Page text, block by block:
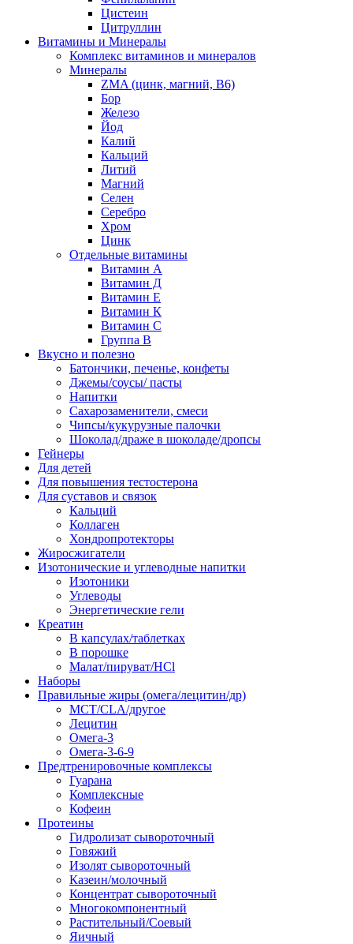
Цистеин
Цитруллин
Витамины и Минералы
Комплекс витаминов и минералов
Минералы
ZMA (цинк, магний, В6)
Бор
Железо
Йод
Калий
Кальций
Литий
Магний
Селен
Серебро
Хром
Цинк
Отдельные витамины
Витамин А
Витамин Д
Витамин Е
Витамин К
Витамин С
Группа В
Вкусно и полезно
Батончики, печенье, конфеты
Джемы/соусы/ пасты
Напитки
Сахарозаменители, смеси
Чипсы/кукурузные палочки
Шоколад/драже в шоколаде/дропсы
Гейнеры
Для детей
Для повышения тестостерона
Для суставов и связок
Кальций
Коллаген
Хондропротекторы
Жиросжигатели
Изотонические и углеводные напитки
Изотоники
Углеводы
Энергетические гели
Креатин
В капсулах/таблетках
В порошке
Малат/пируват/HCl
Наборы
Правильные жиры (омега/лецитин/др)
MCT/CLA/другое
Лецитин
Омега-3
Омега-3-6-9
Предтренировочные комплексы
Гуарана
Комплексные
Кофеин
Протеины
Гидролизат сывороточный
Говяжий
Изолят сывороточный
Казеин/молочный
Концентрат сывороточный
Многокомпонентный
Растительный/Соевый
Яичный